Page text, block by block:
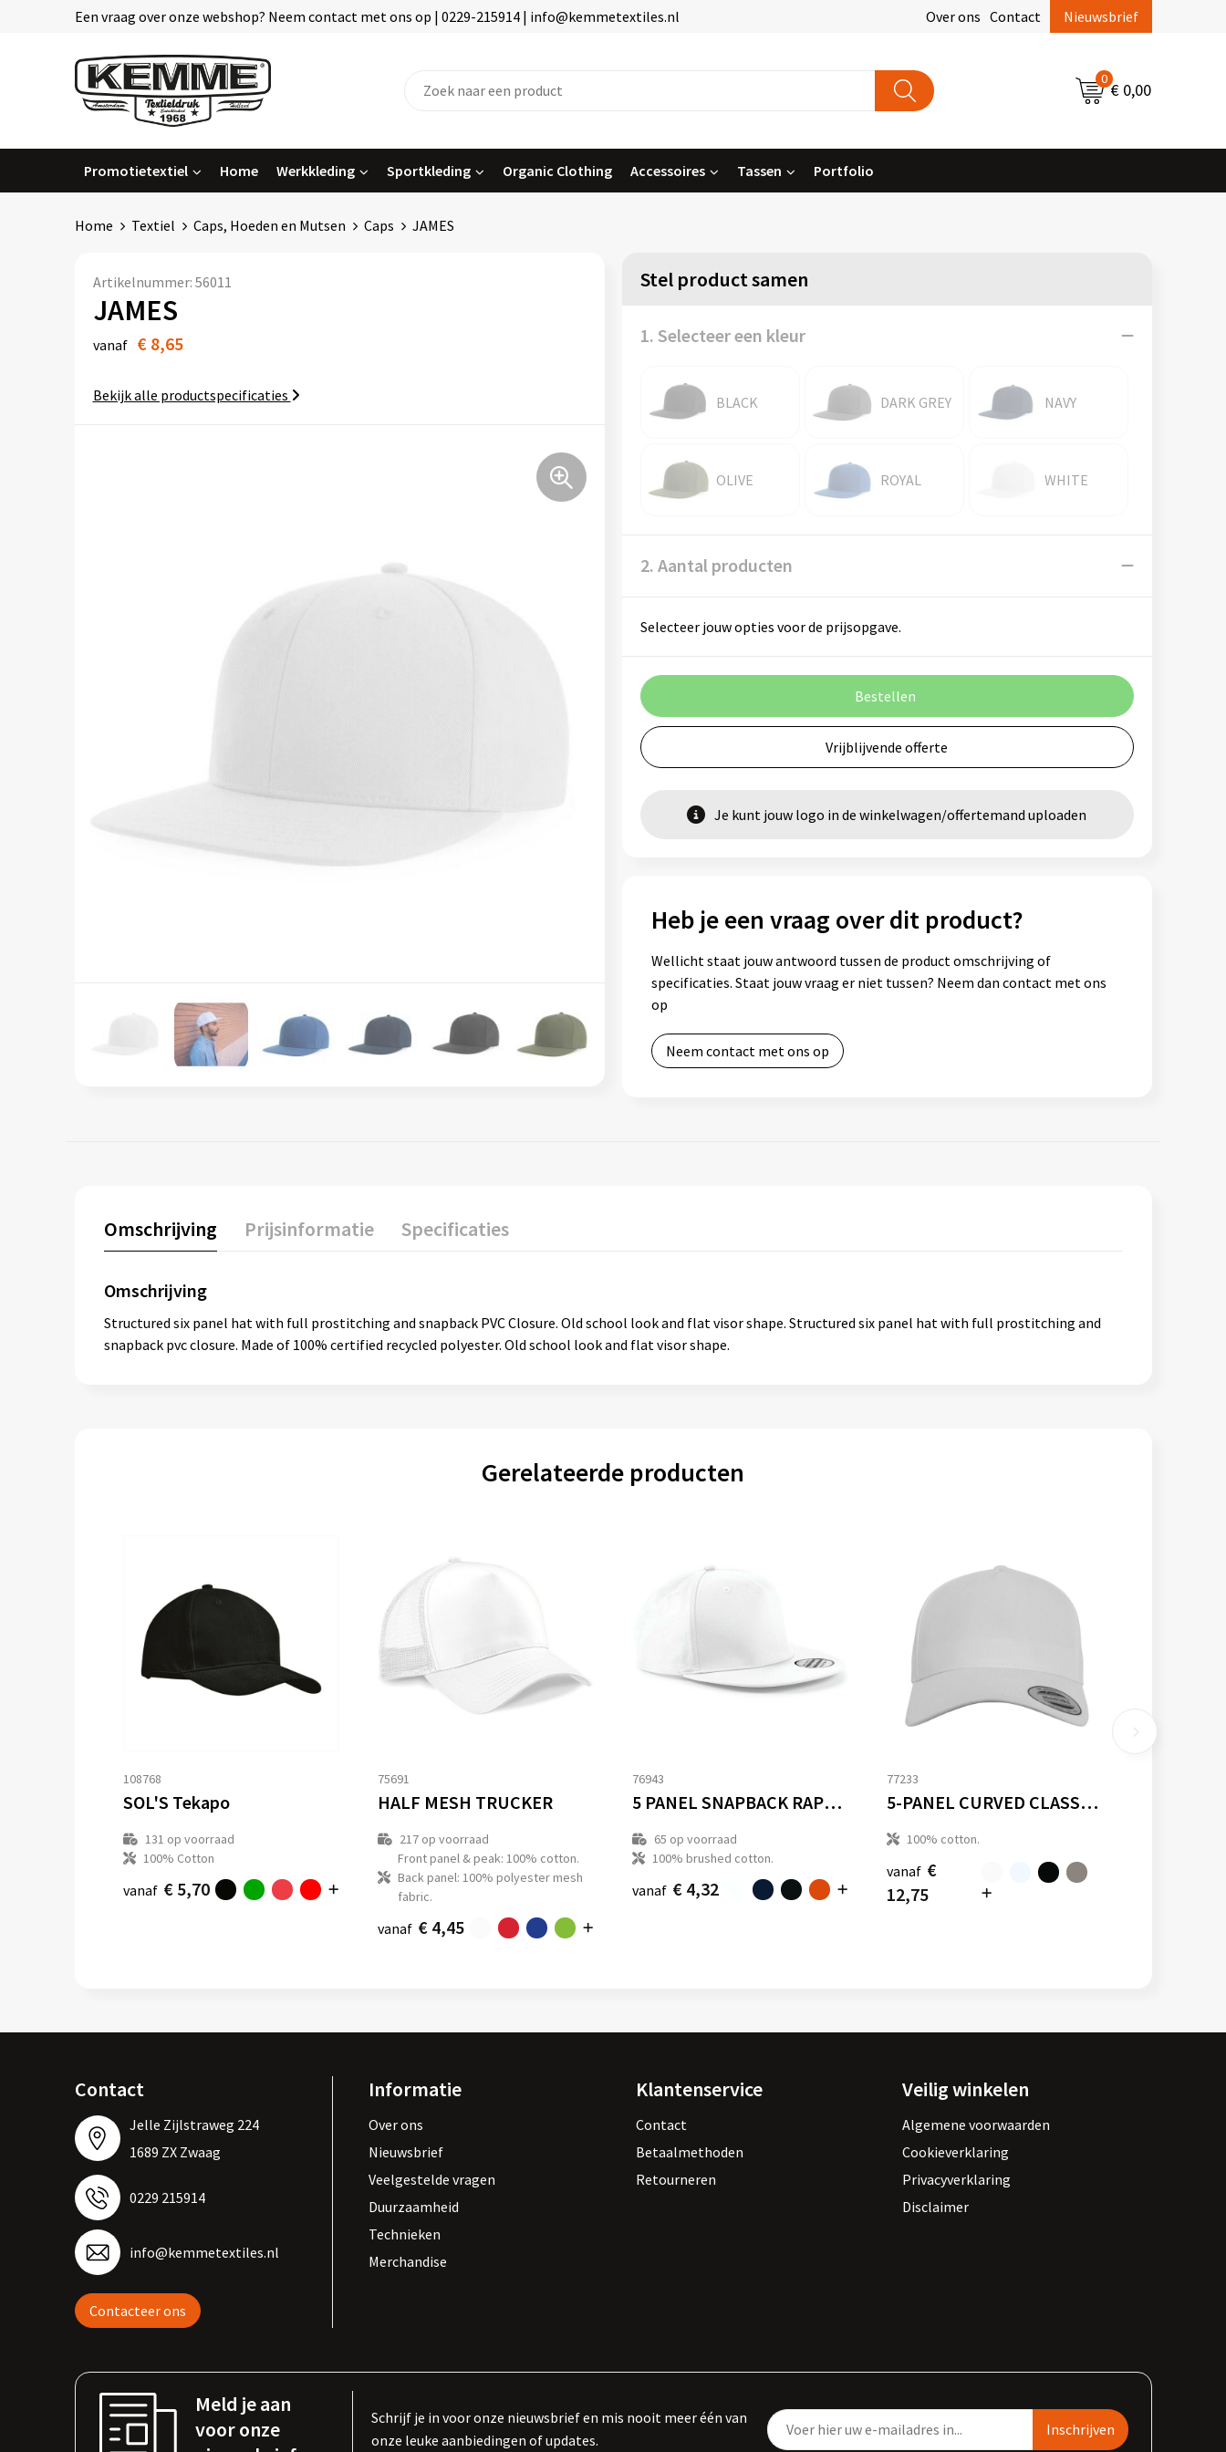
Een vraag over onze webshop? Neem contact met ons op | 0229-215914 | info@kemmetextiles.nl Over ons Contact Nieuwsbrief
0
€ 0,00
Promotietextiel Home Werkkleding Sportkleding Organic Clothing Accessoires Tassen Portfolio
Home Textiel Caps, Hoeden en Mutsen Caps JAMES
Artikelnummer: 56011
JAMES
vanaf € 8,65
Bekijk alle productspecificaties
Stel product samen
1. Selecteer een kleur
BLACK DARK GREY NAVY
OLIVE ROYAL WHITE
2. Aantal producten
Selecteer jouw opties voor de prijsopgave.
Bestellen
Vrijblijvende offerte
Je kunt jouw logo in de winkelwagen/offertemand uploaden
Heb je een vraag over dit product?
Wellicht staat jouw antwoord tussen de product omschrijving of
specificaties. Staat jouw vraag er niet tussen? Neem dan contact met ons
op
Neem contact met ons op
Omschrijving Prijsinformatie Specificaties
Omschrijving
Structured six panel hat with full prostitching and snapback PVC Closure. Old school look and flat visor shape. Structured six panel hat with full prostitching and
snapback pvc closure. Made of 100% certified recycled polyester. Old school look and flat visor shape.
Gerelateerde producten
108768
SOL'S Tekapo
131 op voorraad
100% Cotton
vanaf € 5,70
75691
HALF MESH TRUCKER
217op voorraad
Front panel & peak: 100% cotton.
Back panel: 100% polyester mesh
fabric.
vanaf € 4,45
76943
5 PANEL SNAPBACK RAPPER CAP
65 op voorraad
100% brushed cotton.
vanaf € 4,32
77233
5-PANEL CURVED CLASSIC SNAPBACK
100% cotton.
vanaf €
12,75
Contact
Jelle Zijlstraweg 224
1689 ZX Zwaag
0229 215914
info@kemmetextiles.nl
Contacteer ons
Informatie
Over ons
Nieuwsbrief
Veelgestelde vragen
Duurzaamheid
Technieken
Merchandise
Klantenservice
Contact
Betaalmethoden
Retourneren
Veilig winkelen
Algemene voorwaarden
Cookieverklaring
Privacyverklaring
Disclaimer
Meld je aan
voor onze
Schrijf je in voor onze nieuwsbrief en mis nooit meer één van
onze leuke aanbiedingen of updates.